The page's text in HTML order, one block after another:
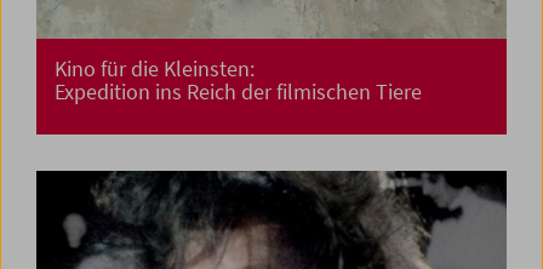
Kino für die Kleinsten:
Expedition ins Reich der filmischen Tiere